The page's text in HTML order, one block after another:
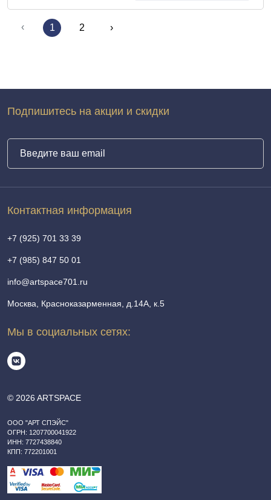
‹ 1 2 ›
© 2026 ARTSPACE
ООО "АРТ СПЭЙС"
ОГРН: 1207700041922
ИНН: 7727438840
КПП: 772201001
Контактная информация
+7 (925) 701 33 39
+7 (985) 847 50 01
info@artspace701.ru
Москва, Красноказарменная, д.14А, к.5
Мы в социальных сетях:
Подпишитесь на акции и скидки